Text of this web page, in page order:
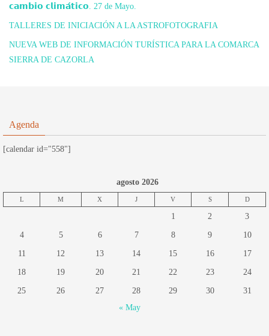
𝗰𝗮𝗺𝗯𝗶𝗼 𝗰𝗹𝗶𝗺𝗮́𝘁𝗶𝗰𝗼. 27 de Mayo.
TALLERES DE INICIACIÓN A LA ASTROFOTOGRAFIA
NUEVA WEB DE INFORMACIÓN TURÍSTICA PARA LA COMARCA
SIERRA DE CAZORLA
Agenda
[calendar id="558"]
agosto 2026
L M X J V S D
1 2 3
4 5 6 7 8 9 10
11 12 13 14 15 16 17
18 19 20 21 22 23 24
25 26 27 28 29 30
31
« May